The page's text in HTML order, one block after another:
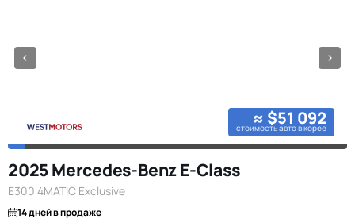
≈ $51 092
стоимость авто в корее
2025 Mercedes-Benz E-Class
E300 4MATIC Exclusive
14 дней в продаже